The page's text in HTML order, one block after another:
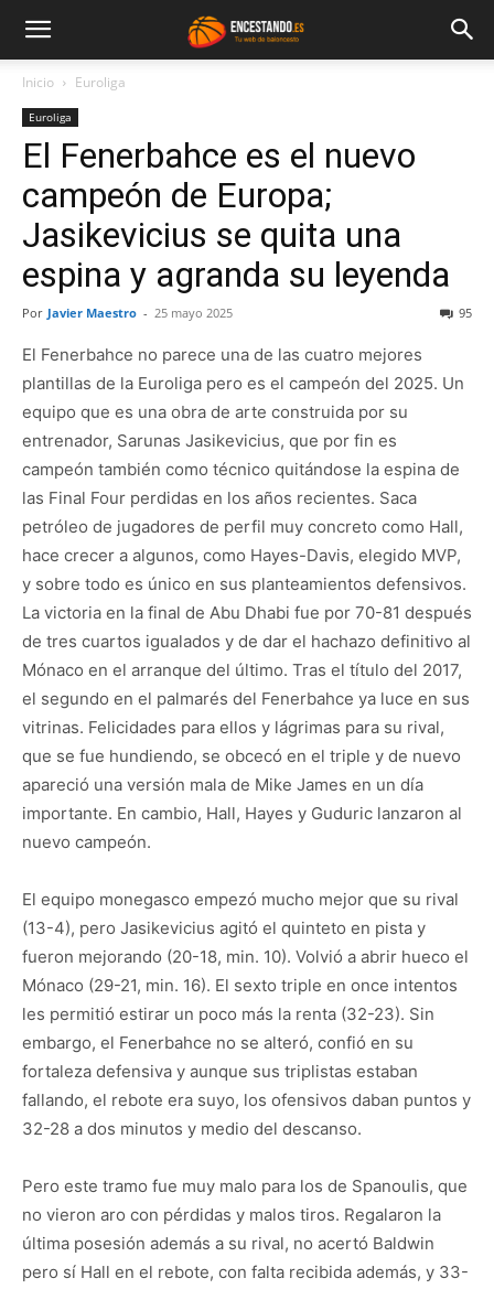
Inicio Euroliga
Euroliga
El Fenerbahce es el nuevo
campeón de Europa;
Jasikevicius se quita una
espina y agranda su leyenda
Por Javier Maestro - 25 mayo 2025 95
El Fenerbahce no parece una de las cuatro mejores
plantillas de la Euroliga pero es el campeón del 2025. Un
equipo que es una obra de arte construida por su
entrenador, Sarunas Jasikevicius, que por fin es
campeón también como técnico quitándose la espina de
las Final Four perdidas en los años recientes. Saca
petróleo de jugadores de perfil muy concreto como Hall,
hace crecer a algunos, como Hayes-Davis, elegido MVP,
y sobre todo es único en sus planteamientos defensivos.
La victoria en la final de Abu Dhabi fue por 70-81 después
de tres cuartos igualados y de dar el hachazo definitivo al
Mónaco en el arranque del último. Tras el título del 2017,
el segundo en el palmarés del Fenerbahce ya luce en sus
vitrinas. Felicidades para ellos y lágrimas para su rival,
que se fue hundiendo, se obcecó en el triple y de nuevo
apareció una versión mala de Mike James en un día
importante. En cambio, Hall, Hayes y Guduric lanzaron al
nuevo campeón.
El equipo monegasco empezó mucho mejor que su rival
(13-4), pero Jasikevicius agitó el quinteto en pista y
fueron mejorando (20-18, min. 10). Volvió a abrir hueco el
Mónaco (29-21, min. 16). El sexto triple en once intentos
les permitió estirar un poco más la renta (32-23). Sin
embargo, el Fenerbahce no se alteró, confió en su
fortaleza defensiva y aunque sus triplistas estaban
fallando, el rebote era suyo, los ofensivos daban puntos y
32-28 a dos minutos y medio del descanso.
Pero este tramo fue muy malo para los de Spanoulis, que
no vieron aro con pérdidas y malos tiros. Regalaron la
última posesión además a su rival, no acertó Baldwin
pero sí Hall en el rebote, con falta recibida además, y 33-